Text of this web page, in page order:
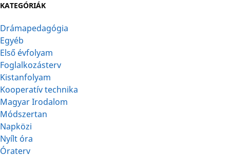
KATEGÓRIÁK
Drámapedagógia
Egyéb
Első évfolyam
Foglalkozásterv
Kistanfolyam
Kooperatív technika
Magyar Irodalom
Módszertan
Napközi
Nyílt óra
Óraterv